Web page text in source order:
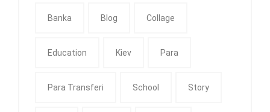
Banka Blog Collage
Education Kiev Para
Para Transferi School Story